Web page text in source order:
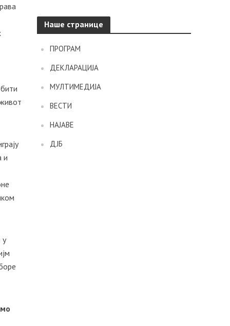
и
у
Наше странице
ПРОГРАМ
ДЕКЛАРАЦИЈА
МУЛТИМЕДИЈА
ВЕСТИ
НАЈАВЕ
ДЈБ